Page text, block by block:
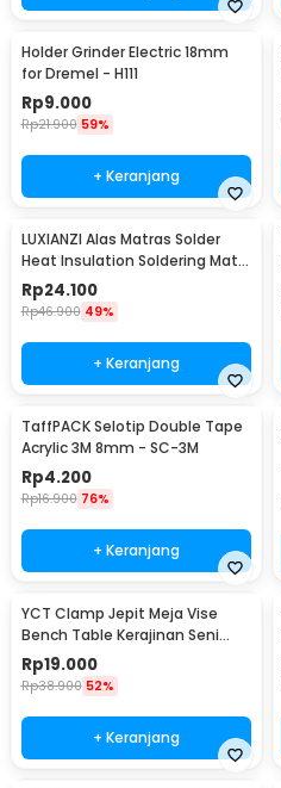
Holder Grinder Electric 18mm
for Dremel - H111
Rp9.000
Rp21.900 59%
+ Keranjang
LUXIANZI Alas Matras Solder
Heat Insulation Soldering Mat
340x230mm - S-120B
Rp24.100
Rp46.900 49%
+ Keranjang
TaffPACK Selotip Double Tape
Acrylic 3M 8mm - SC-3M
Rp4.200
Rp16.900 76%
+ Keranjang
YCT Clamp Jepit Meja Vise
Bench Table Kerajinan Seni
Perhiasan 25mm - QST
Rp19.000
Rp38.900 52%
+ Keranjang